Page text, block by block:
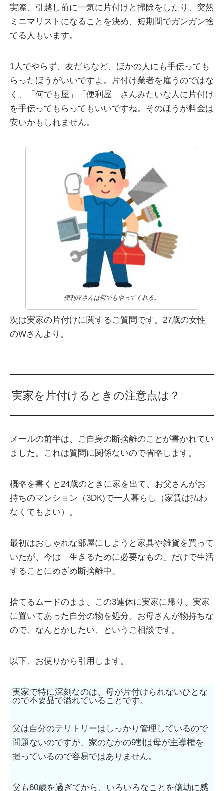
実際、引越し前に一気に片付けと掃除をしたり、突然
ミニマリストになることを決め、短期間でガンガン捨
てる人もいます。
1人でやらず、友だちなど、ほかの人にも手伝っても
らったほうがいいですよ。片付け業者を雇うのではな
く、「何でも屋」「便利屋」さんみたいな人に片付け
を手伝ってもらってもいいですね。そのほうが料金は
安いかもしれません。
便利屋さんは何でもやってくれる。
次は実家の片付けに関するご質問です。27歳の女性
のWさんより。
実家を片付けるときの注意点は？
メールの前半は、ご自身の断捨離のことが書かれてい
ました。これは質問に関係ないので省略します。
概略を書くと24歳のときに家を出て、お父さんがお
持ちのマンション（3DK)で一人暮らし（家賃は払わ
なくてもよい）。
最初はおしゃれな部屋にしようと家具や雑貨を買って
いたが、今は「生きるために必要なもの」だけで生活
することにめざめ断捨離中。
捨てるムードのまま、この3連休に実家に帰り、実家
に置いてあった自分の物を処分。お母さんが物持ちな
ので、なんとかしたい、というご相談です。
以下、お便りから引用します。
実家で特に深刻なのは、母が片付けられないひとな
ので不要品で溢れていることです。
父は自分のテリトリーはしっかり管理しているので
問題ないのですが、家のなかの9割は母が主導権を
握っているので容易ではありません。
父も60歳を過ぎてから、いろいろなことを億劫に感